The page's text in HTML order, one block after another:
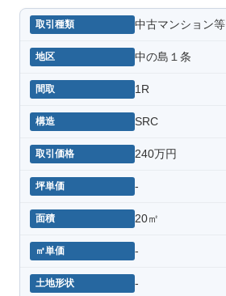
中古マンション等
中の島１条
1R
SRC
240万円
-
20㎡
-
-